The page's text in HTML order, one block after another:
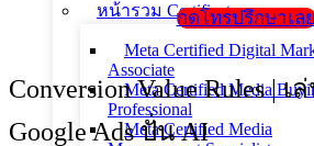
หน้ารวม Certificate
Meta Certified Digital
Associate
Meta Certified Media
Professional
Meta Certified Media
กดโทรปรึกษาเล
Conversion Value Rules |
Google Ads ปั่น AI